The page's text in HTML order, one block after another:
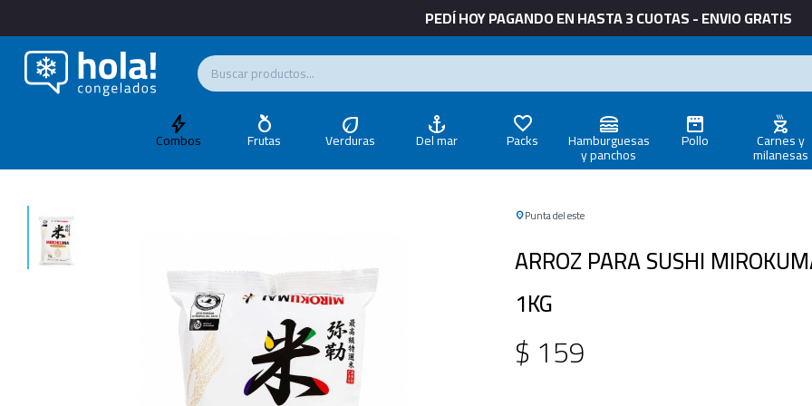
PEDÍ HOY PAGANDO EN HASTA 3 CUOTAS - ENVIO GRATIS
Combos Frutas Verduras Del mar Packs Hamburguesas
y panchos
Pollo Carnes y
milanesas
Punta del este
ARROZ PARA SUSHI
1KG
$ 159